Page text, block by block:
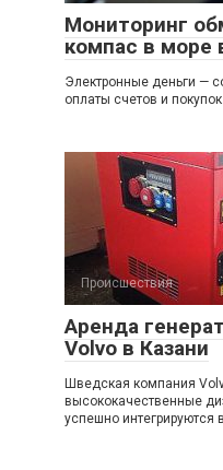
Мониторинг
компас в море
Электронные деньги —
оплаты счетов и
Происшествия
Аренда
Volvo в Казани
Шведская компания
высококачественные
успешно интегрируются